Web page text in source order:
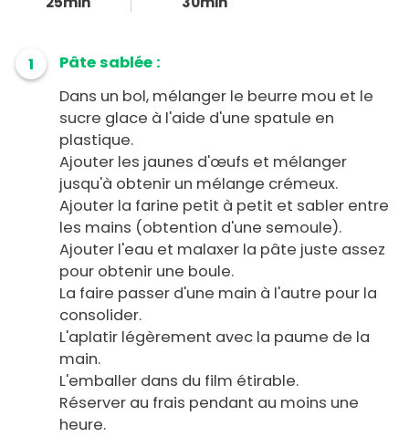
1
Pâte sablée :
Dans un bol, mélanger le beurre mou et le
sucre glace à l'aide d'une spatule en
plastique.
Ajouter les jaunes d'œufs et mélanger
jusqu'à obtenir un mélange crémeux.
Ajouter la farine petit à petit et sabler entre
les mains (obtention d'une semoule).
Ajouter l'eau et malaxer la pâte juste assez
pour obtenir une boule.
La faire passer d'une main à l'autre pour la
consolider.
L'aplatir légèrement avec la paume de la
main.
L'emballer dans du film étirable.
Réserver au frais pendant au moins une
heure.